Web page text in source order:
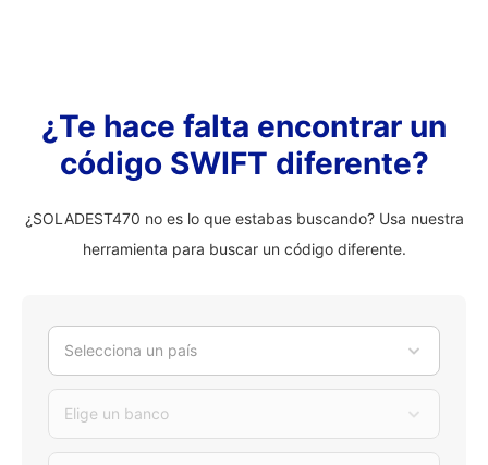
¿Te hace falta encontrar un
código SWIFT diferente?
¿SOLADEST470 no es lo que estabas buscando? Usa nuestra
herramienta para buscar un código diferente.
Selecciona un país
Elige un banco